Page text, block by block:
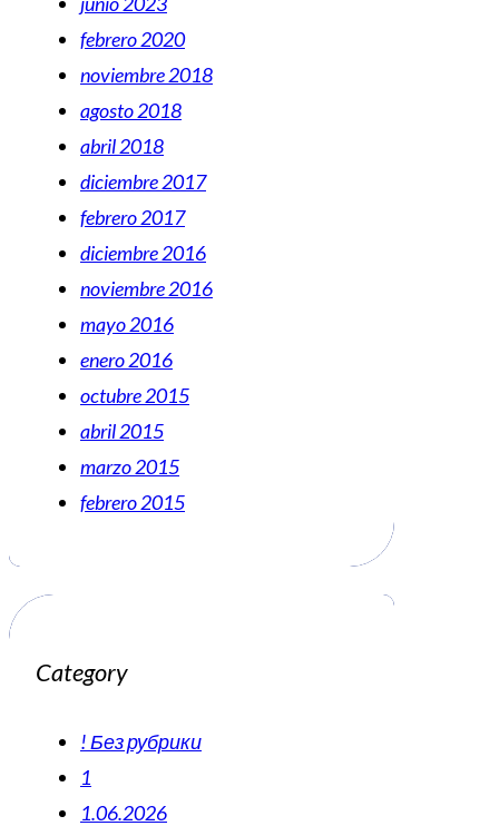
febrero 2020
noviembre 2018
agosto 2018
abril 2018
diciembre 2017
febrero 2017
diciembre 2016
noviembre 2016
mayo 2016
enero 2016
octubre 2015
abril 2015
marzo 2015
febrero 2015
Category
! Без рубрики
1
1.06.2026